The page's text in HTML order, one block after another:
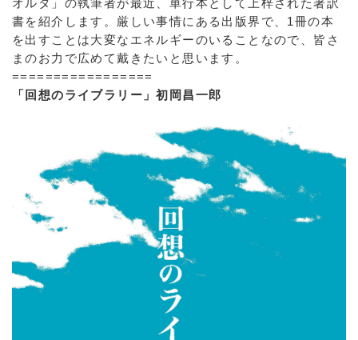
オルタ」の執筆者が最近、単行本として上梓された著訳
書を紹介します。厳しい事情にある出版界で、1冊の本
を出すことは大変なエネルギーのいることなので、皆さ
まのお力で広めて戴きたいと思います。
=================
「回想のライブラリー」初岡昌一郎